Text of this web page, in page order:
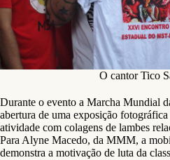
O cantor Tico
Durante o evento a Marcha Mundial
abertura de uma exposição
atividade com colagens de lambes
Para Alyne Macedo, da MMM, a
demonstra a motivação de luta da